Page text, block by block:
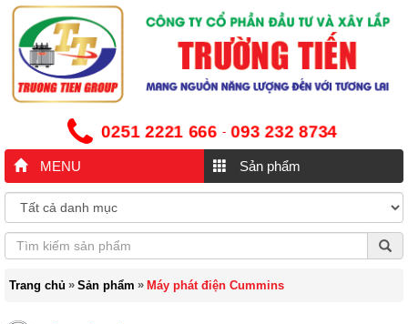
0251 2221 666 - 093 232 8734
MENU Sản phẩm
Trang chủ » Sản phẩm » Máy phát điện Cummins